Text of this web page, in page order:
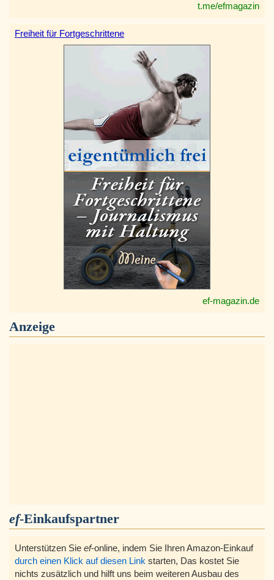
t.me/efmagazin
Freiheit für Fortgeschrittene
ef-magazin.de
Anzeige
ef-Einkaufspartner
Unterstützen Sie ef-online, indem Sie Ihren Amazon-Einkauf
durch einen Klick auf diesen Link starten, Das kostet Sie
nichts zusätzlich und hilft uns beim weiteren Ausbau des